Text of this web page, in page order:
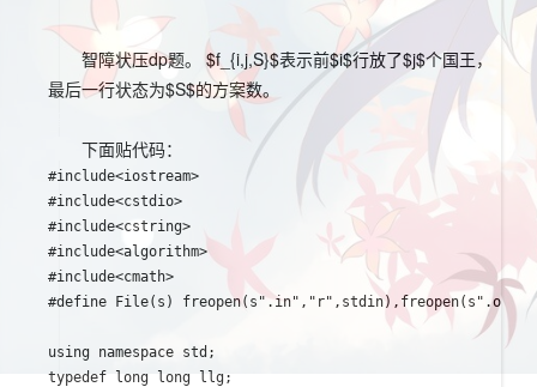
智障状压dp题。 $f_{i,j,S}$表示前$i$行放了$j$个国王，
最后一行状态为$S$的方案数。
没开long longWA了两发简直
下面贴代码：
#include<iostream>
#include<cstdio>
#include<cstring>
#include<algorithm>
#include<cmath>
#define File(s)
using namespace std;
typedef long long llg;